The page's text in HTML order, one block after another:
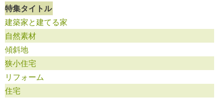
特集タイトル
建築家と建てる家
自然素材
傾斜地
狭小住宅
リフォーム
住宅